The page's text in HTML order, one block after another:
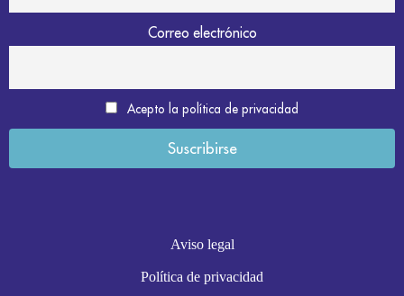
Correo electrónico
Acepto la política de privacidad
Aviso legal
Política de privacidad